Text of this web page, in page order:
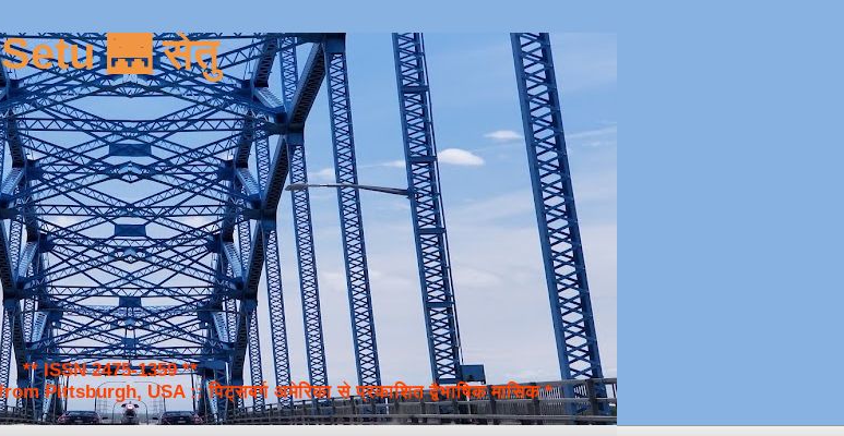
Setu 🌉 सेतु
** ISSN 2475-1359 **
Pittsburgh, USA :: पिट्सबर्ग अमेरिका से प्रकाशित द्वैभाषिक मासिक *